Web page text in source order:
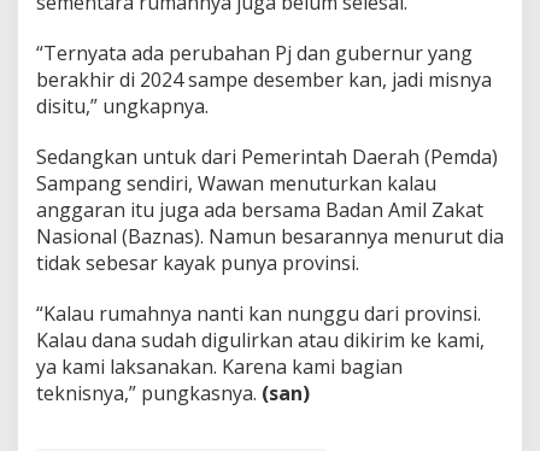
“Ternyata ada perubahan Pj dan gubernur yang
berakhir di 2024 sampe desember kan, jadi misnya
disitu,” ungkapnya.
Sedangkan untuk dari Pemerintah Daerah (Pemda)
Sampang sendiri, Wawan menuturkan kalau
anggaran itu juga ada bersama Badan Amil Zakat
Nasional (Baznas). Namun besarannya menurut dia
tidak sebesar kayak punya provinsi.
“Kalau rumahnya nanti kan nunggu dari provinsi.
Kalau dana sudah digulirkan atau dikirim ke kami,
ya kami laksanakan. Karena kami bagian
teknisnya,” pungkasnya. (san)